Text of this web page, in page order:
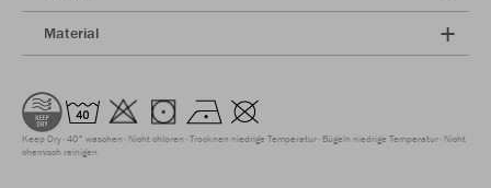
Material
Keep Dry 40° waschen Nicht chloren Trocknen niedrige Temperatur Bügeln niedrige Temperatur Nicht
chemisch reinigen